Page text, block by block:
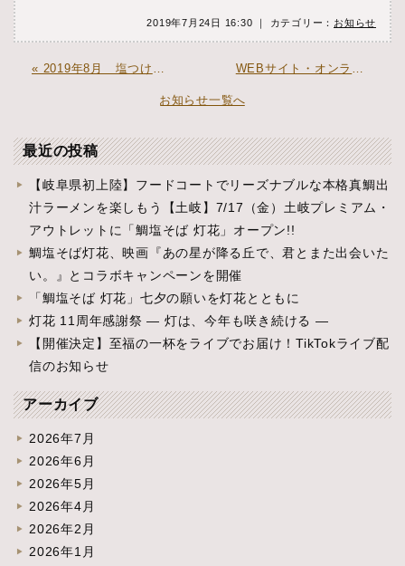
2019年7月24日 16:30 ｜ カテゴリー： お知らせ
« 2019年8月 塩つけ麺灯花 オープン WEBサイト・オンラインショップをオープンしました。 »
お知らせ一覧へ
最近の投稿
【岐阜県初上陸】フードコートでリーズナブルな本格真鯛出
汁ラーメンを楽しもう【土岐】7/17（金）土岐プレミアム・
アウトレットに「鯛塩そば 灯花」オープン!!
鯛塩そば灯花、映画『あの星が降る丘で、君とまた出会いた
い。』とコラボキャンペーンを開催
「鯛塩そば 灯花」七夕の願いを灯花とともに
灯花 11周年感謝祭 ― 灯は、今年も咲き続ける ―
【開催決定】至福の一杯をライブでお届け！TikTokライブ配
信のお知らせ
アーカイブ
2026年7月
2026年6月
2026年5月
2026年4月
2026年2月
2026年1月